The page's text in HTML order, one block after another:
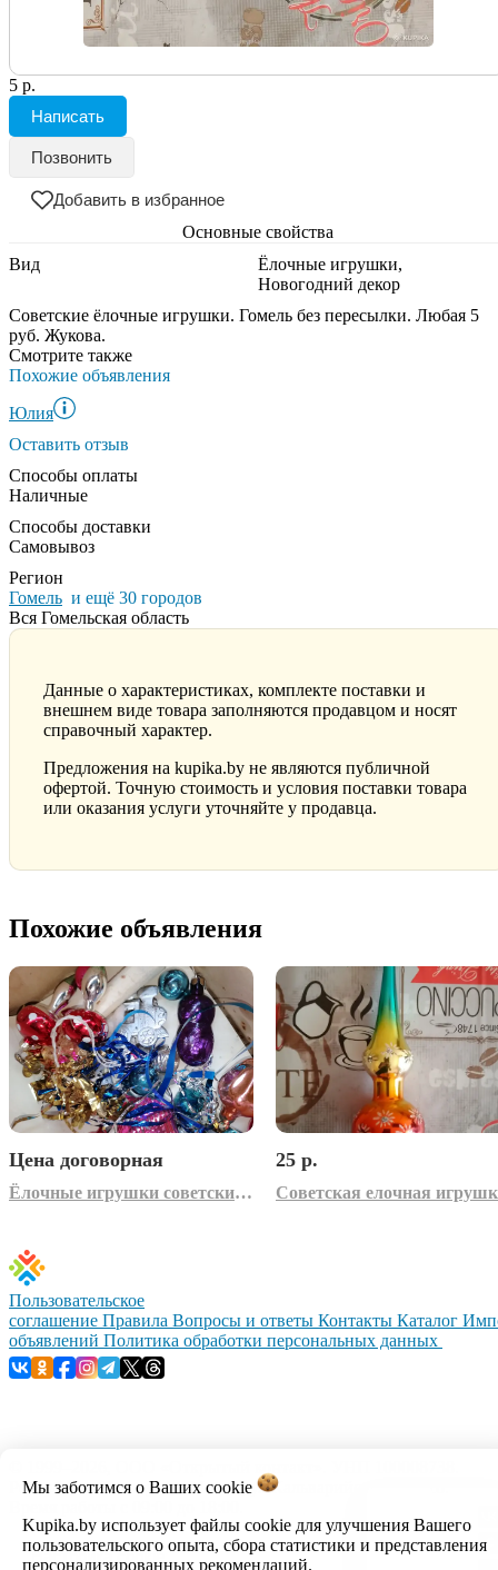
5 р.
Написать
Позвонить
Добавить в избранное
Основные свойства
Вид
Ёлочные игрушки,
Новогодний декор
Советские ёлочные игрушки. Гомель без пересылки. Любая 5
руб. Жукова.
Смотрите также
Похожие объявления
Юлия
Оставить отзыв
Способы оплаты
Наличные
Способы доставки
Самовывоз
Регион
Гомель и ещё 30 городов
Вся Гомельская область
Данные о характеристиках, комплекте поставки и
внешнем виде товара заполняются продавцом и носят
справочный характер.
Предложения на kupika.by не являются публичной
офертой. Точную стоимость и условия поставки товара
или оказания услуги уточняйте у продавца.
Похожие объявления
Цена договорная
Ёлочные игрушки советские антиквариат
25 р.
Советская елочная
Мы заботимся о Ваших cookie
Kupika.by использует файлы cookie для улучшения Вашего
пользовательского опыта, сбора статистики и представления
персонализированных рекомендаций.
Пользовательское
соглашение Правила Вопросы и ответы Контакты Каталог
объявлений Политика обработки персональных данных
Республика Беларусь, г.Минск, ул.Кальварийская, 17-518.
Настройка cookie